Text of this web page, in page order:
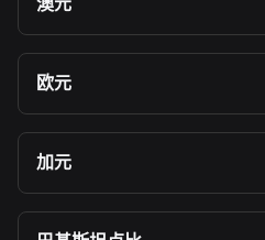
澳元
欧元
加元